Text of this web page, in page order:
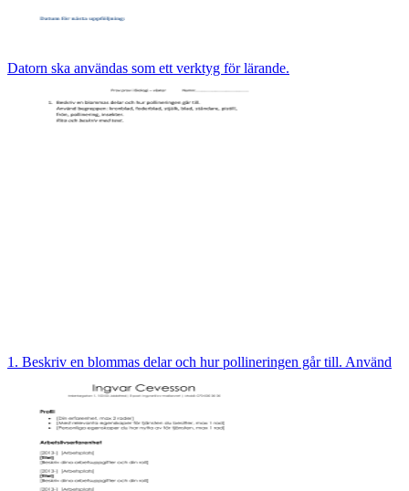
Datorn ska användas som ett verktyg för lärande.
1. Beskriv en blommas delar och hur pollineringen går till. Använd